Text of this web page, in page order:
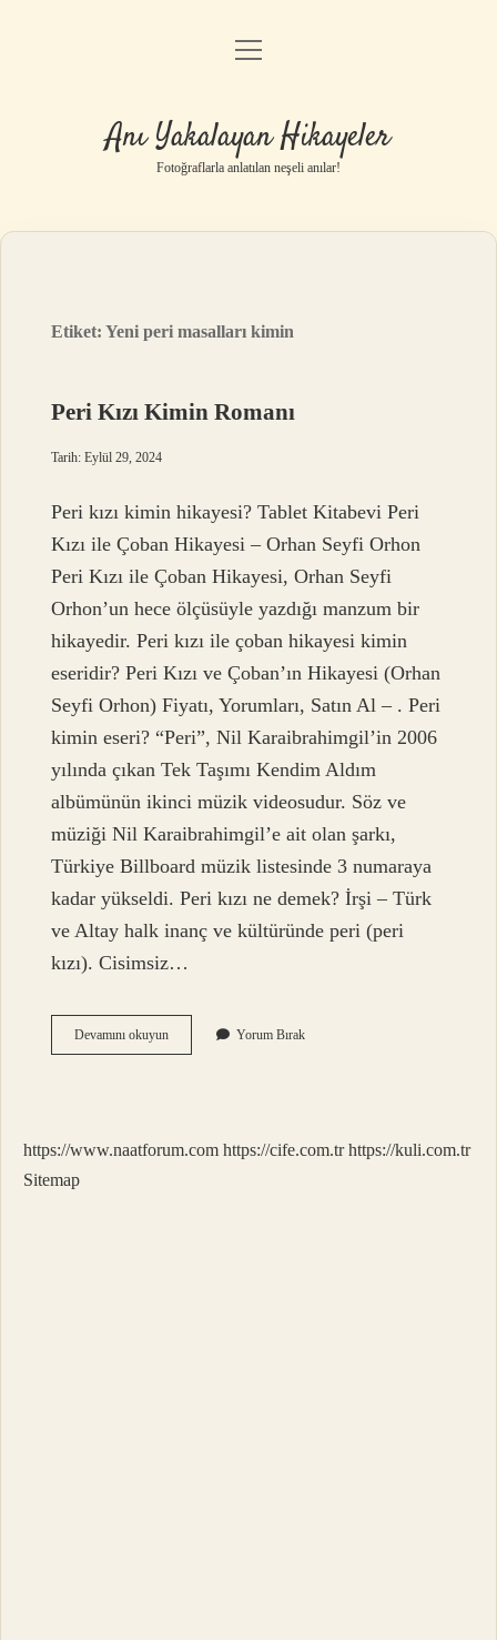
Anasayfa
Yasal Uyarı
menüyü
Anı Yakalayan Hikayeler
Fotoğraflarla anlatılan neşeli anılar!
Etiket:Yeni peri masalları kimin
Peri Kızı Kimin Romanı
Tarih: Eylül 29, 2024
Peri kızı kimin hikayesi? Tablet Kitabevi Peri
Kızı ile Çoban Hikayesi – Orhan Seyfi Orhon
Peri Kızı ile Çoban Hikayesi, Orhan Seyfi
Orhon’un hece ölçüsüyle yazdığı manzum bir
hikayedir. Peri kızı ile çoban hikayesi kimin
eseridir? Peri Kızı ve Çoban’ın Hikayesi (Orhan
Seyfi Orhon) Fiyatı, Yorumları, Satın Al – . Peri
kimin eseri? “Peri”, Nil Karaibrahimgil’in 2006
yılında çıkan Tek Taşımı Kendim Aldım
albümünün ikinci müzik videosudur. Söz ve
müziği Nil Karaibrahimgil’e ait olan şarkı,
Türkiye Billboard müzik listesinde 3 numaraya
kadar yükseldi. Peri kızı ne demek? İrşi – Türk
ve Altay halk inanç ve kültüründe peri (peri
kızı). Cisimsiz…
Devamını okuyunPeri
Kızı
Yorum Bırak
https://www.naatforum.com https://cife.com.tr https://kuli.com.tr
Sitemap